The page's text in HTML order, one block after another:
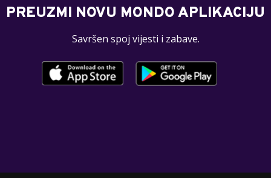
PREUZMI NOVU MONDO APLIKACIJU
Savršen spoj vijesti i zabave.